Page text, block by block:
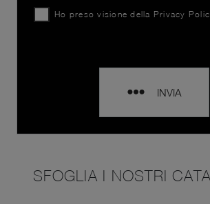
Ho preso visione della Privacy
INVIA
SFOGLIA I NOSTRI